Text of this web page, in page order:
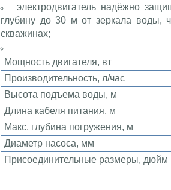
электродвигатель надёжно
глубину до 30 м от зеркала воды,
скважинах;
Мощность двигателя, вт
Производительность, л/час
Высота подъема воды, м
Длина кабеля питания, м
Макс. глубина погружения, м
Диаметр насоса, мм
Присоединительные размеры, дюйм